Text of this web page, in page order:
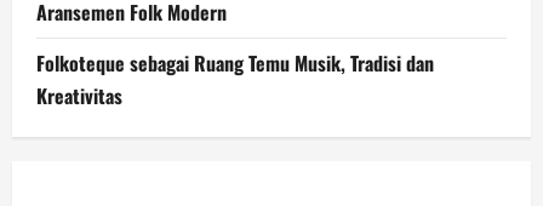
Aransemen Folk Modern
Folkoteque sebagai Ruang Temu Musik, Tradisi dan
Kreativitas